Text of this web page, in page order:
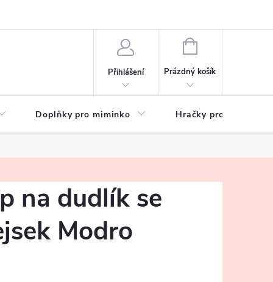
Přihlášení
NÁKUPNÍ
Prázdný košík
Doplňky pro miminko Hračky pro děti
na dudlík se
Modro